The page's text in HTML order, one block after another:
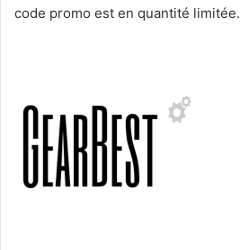
code promo est en quantité limitée.